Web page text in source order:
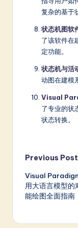
复杂的基于
状态机图
了该软件在
定功能。
状态机与活
动图在建模
Visual
了专业的状
状态转换。
Post
Previous Post
Visual
用大语言模型的
能绘图全面指南